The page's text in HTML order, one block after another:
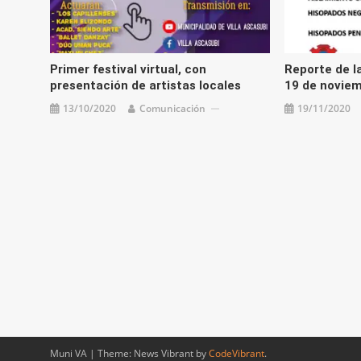
Primer festival virtual, con
presentación de artistas locales
13/10/2020 Comunicación
Reporte de
19 de
19/11/2020
Muni VA | Theme: News Vibrant byCodeVibrant.